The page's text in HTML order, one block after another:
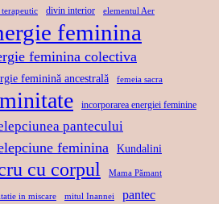
T
A
T
R
I
N
D
N
S
L
U
I
S
A
C
R
U
terapeutic divin interior elementul Aer
feminina
feminina colectiva
feminină ancestrală femeia sacra
incorporarea energiei feminine
pantecului
feminina Kundalini
cu corpul Mama Pămant
in miscare mitul Inannei pantec